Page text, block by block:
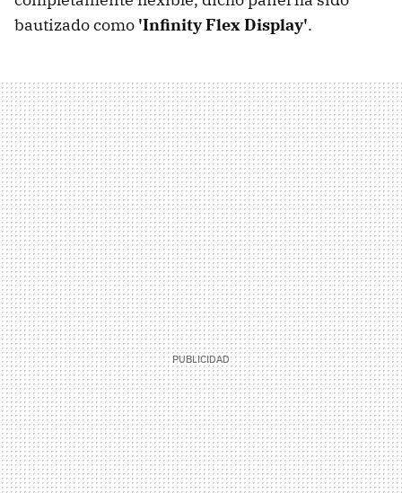
bautizado como 'Infinity Flex Display'.